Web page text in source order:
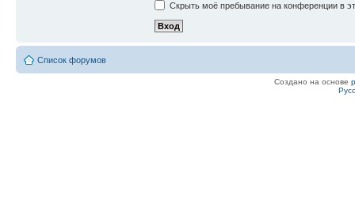
Скрыть моё пребывание на конференции в
Список форумов
Создано на основе